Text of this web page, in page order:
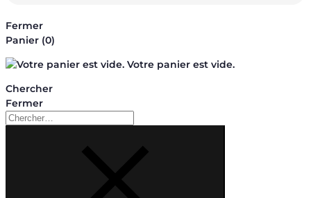
Fermer
Panier (0)
Votre panier est vide.
Chercher
Fermer
Chercher